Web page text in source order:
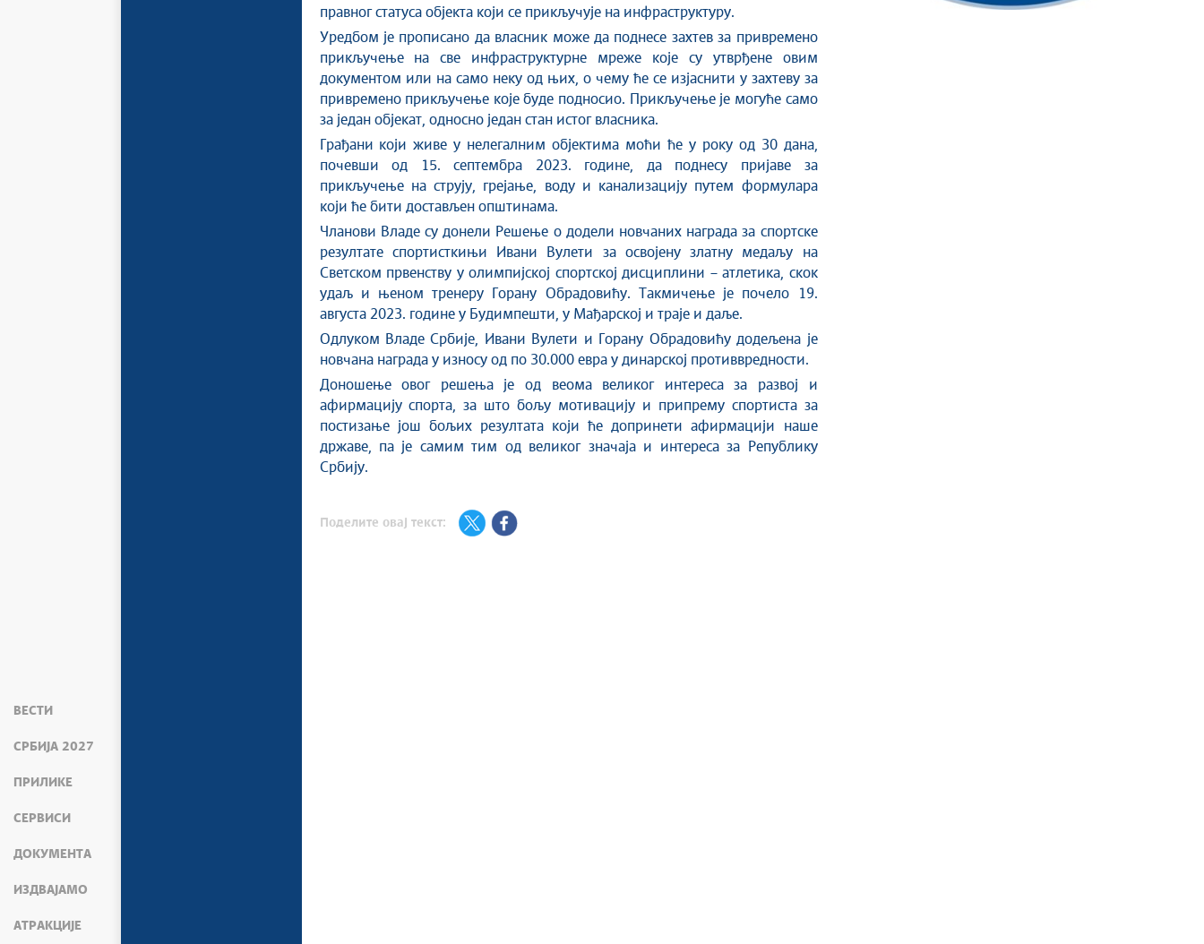
ВЕСТИ
СРБИЈА 2027
ПРИЛИКЕ
СЕРВИСИ
ДОКУМЕНТА
ИЗДВАЈАМО
АТРАКЦИЈЕ
правног статуса објекта који се прикључује на инфраструктуру.
Уредбом је прописано да власник може да поднесе захтев за привремено
прикључење на све инфраструктурне мреже које су утврђене овим
документом или на само неку од њих, о чему ће се изјаснити у захтеву за
привремено прикључење које буде подносио. Прикључење је могуће само
за један објекат, односно један стан истог власника.
Грађани који живе у нелегалним објектима моћи ће у року од 30 дана,
почевши од 15. септембра 2023. године, да поднесу пријаве за
прикључење на струју, грејање, воду и канализацију путем формулара
који ће бити достављен општинама.
Чланови Владе су донели Решење о додели новчаних награда за спортске
резултате спортисткињи Ивани Вулети за освојену златну медаљу на
Светском првенству у олимпијској спортској дисциплини – атлетика, скок
удаљ и њеном тренеру Горану Обрадовићу. Такмичење је почело 19.
августа 2023. године у Будимпешти, у Мађарској и траје и даље.
Одлуком Владе Србије, Ивани Вулети и Горану Обрадовићу додељена је
новчана награда у износу од по 30.000 евра у динарској противвредности.
Доношење овог решења је од веома великог интереса за развој и
афирмацију спорта, за што бољу мотивацију и припрему спортиста за
постизање још бољих резултата који ће допринети афирмацији наше
државе, па је самим тим од великог значаја и интереса за Републику
Србију.
Поделите овај текст: